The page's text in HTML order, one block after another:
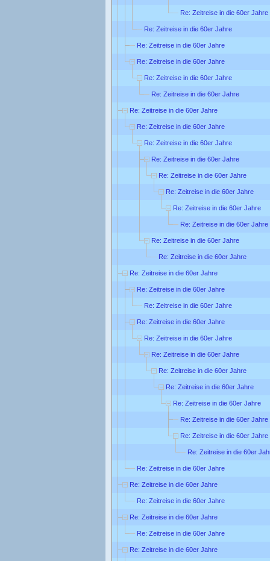
Re: Zeitreise in die 60er Jahre
Re: Zeitreise in die 60er Jahre
Re: Zeitreise in die 60er Jahre
Re: Zeitreise in die 60er Jahre
Re: Zeitreise in die 60er Jahre
Re: Zeitreise in die 60er Jahre
Re: Zeitreise in die 60er Jahre
Re: Zeitreise in die 60er Jahre
Re: Zeitreise in die 60er Jahre
Re: Zeitreise in die 60er Jahre
Re: Zeitreise in die 60er Jahre
Re: Zeitreise in die 60er Jahre
Re: Zeitreise in die 60er Jahre
Re: Zeitreise in die 60er Jahre
Re: Zeitreise in die 60er Jahre
Re: Zeitreise in die 60er Jahre
Re: Zeitreise in die 60er Jahre
Re: Zeitreise in die 60er Jahre
Re: Zeitreise in die 60er Jahre
Re: Zeitreise in die 60er Jahre
Re: Zeitreise in die 60er Jahre
Re: Zeitreise in die 60er Jahre
Re: Zeitreise in die 60er Jahre
Re: Zeitreise in die 60er Jahre
Re: Zeitreise in die 60er Jahre
Re: Zeitreise in die 60er Jahre
Re: Zeitreise in die 60er Jahre
Re: Zeitreise in die 60er
Re: Zeitreise in die 60er Jahre
Re: Zeitreise in die 60er Jahre
Re: Zeitreise in die 60er Jahre
Re: Zeitreise in die 60er Jahre
Re: Zeitreise in die 60er Jahre
Re: Zeitreise in die 60er Jahre